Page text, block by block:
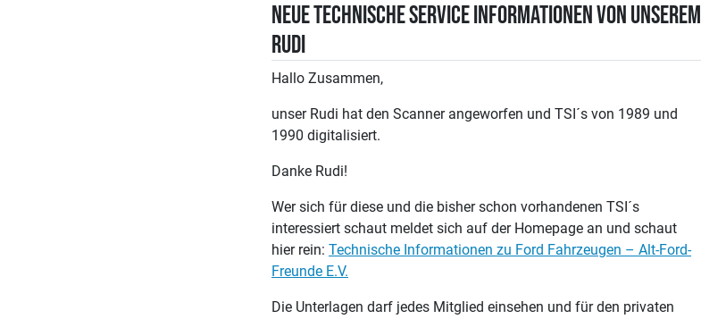
Neue Technische Service Informationen von unserem
Rudi
Hallo Zusammen,
unser Rudi hat den Scanner angeworfen und TSI´s von 1989 und
1990 digitalisiert.
Danke Rudi!
Wer sich für diese und die bisher schon vorhandenen TSI´s
interessiert schaut meldet sich auf der Homepage an und schaut
hier rein: Technische Informationen zu Ford Fahrzeugen – Alt-Ford-
Freunde E.V.
Die Unterlagen darf jedes Mitglied einsehen und für den privaten